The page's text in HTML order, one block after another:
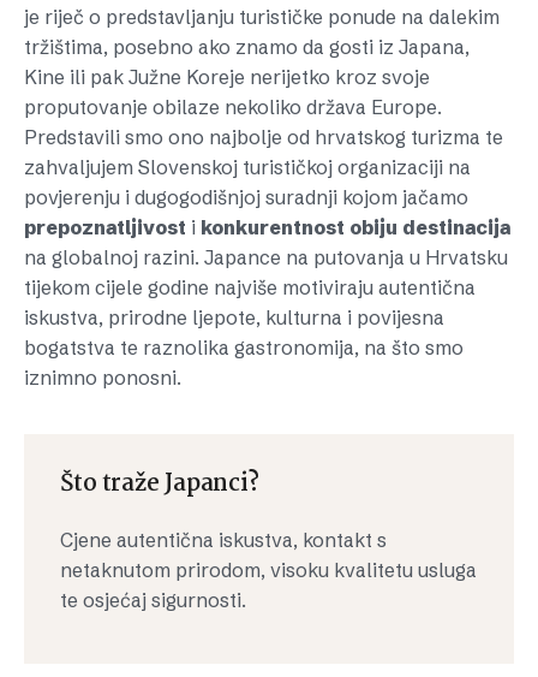
je riječ o predstavljanju turističke ponude na dalekim
tržištima, posebno ako znamo da gosti iz Japana,
Kine ili pak Južne Koreje nerijetko kroz svoje
proputovanje obilaze nekoliko država Europe.
Predstavili smo ono najbolje od hrvatskog turizma te
zahvaljujem Slovenskoj turističkoj organizaciji na
povjerenju i dugogodišnjoj suradnji kojom jačamo
prepoznatljivost i konkurentnost obiju destinacija
na globalnoj razini. Japance na putovanja u Hrvatsku
tijekom cijele godine najviše motiviraju autentična
iskustva, prirodne ljepote, kulturna i povijesna
bogatstva te raznolika gastronomija, na što smo
iznimno ponosni.
Što traže Japanci?
Cjene autentična iskustva, kontakt s
netaknutom prirodom, visoku kvalitetu usluga
te osjećaj sigurnosti.